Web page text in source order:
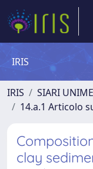
IRIS
IRIS SIARI UNIME
14.a.1 Articolo
clay